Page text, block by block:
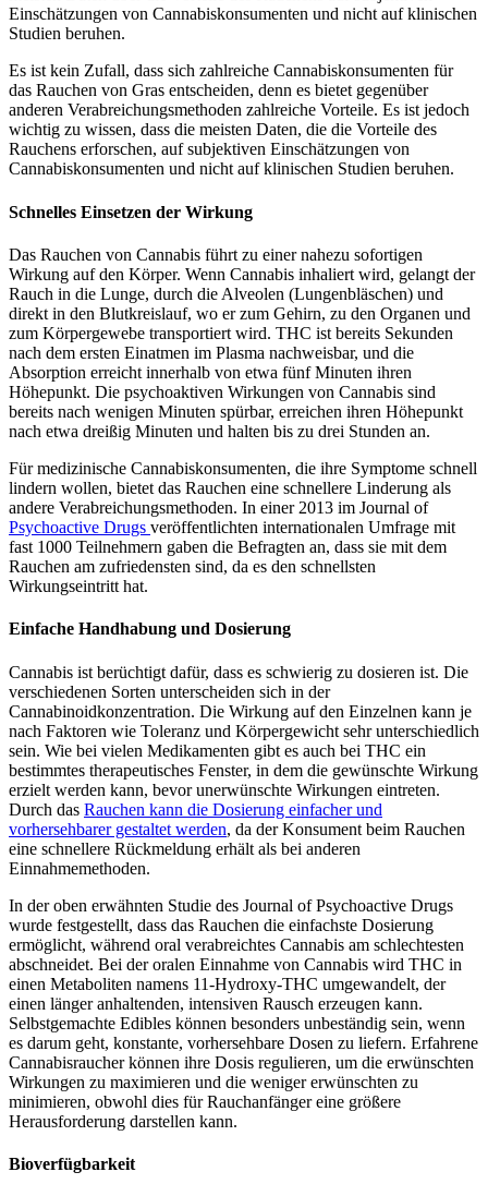
Einschätzungen von Cannabiskonsumenten und nicht auf klinischen
Studien beruhen.
Es ist kein Zufall, dass sich zahlreiche Cannabiskonsumenten für
das Rauchen von Gras entscheiden, denn es bietet gegenüber
anderen Verabreichungsmethoden zahlreiche Vorteile. Es ist jedoch
wichtig zu wissen, dass die meisten Daten, die die Vorteile des
Rauchens erforschen, auf subjektiven Einschätzungen von
Cannabiskonsumenten und nicht auf klinischen Studien beruhen.
Schnelles Einsetzen der Wirkung
Das Rauchen von Cannabis führt zu einer nahezu sofortigen
Wirkung auf den Körper. Wenn Cannabis inhaliert wird, gelangt der
Rauch in die Lunge, durch die Alveolen (Lungenbläschen) und
direkt in den Blutkreislauf, wo er zum Gehirn, zu den Organen und
zum Körpergewebe transportiert wird. THC ist bereits Sekunden
nach dem ersten Einatmen im Plasma nachweisbar, und die
Absorption erreicht innerhalb von etwa fünf Minuten ihren
Höhepunkt. Die psychoaktiven Wirkungen von Cannabis sind
bereits nach wenigen Minuten spürbar, erreichen ihren Höhepunkt
nach etwa dreißig Minuten und halten bis zu drei Stunden an.
Für medizinische Cannabiskonsumenten, die ihre Symptome schnell
lindern wollen, bietet das Rauchen eine schnellere Linderung als
andere Verabreichungsmethoden. In einer 2013 im Journal of
Psychoactive Drugs veröffentlichten internationalen Umfrage mit
fast 1000 Teilnehmern gaben die Befragten an, dass sie mit dem
Rauchen am zufriedensten sind, da es den schnellsten
Wirkungseintritt hat.
Einfache Handhabung und Dosierung
Cannabis ist berüchtigt dafür, dass es schwierig zu dosieren ist. Die
verschiedenen Sorten unterscheiden sich in der
Cannabinoidkonzentration. Die Wirkung auf den Einzelnen kann je
nach Faktoren wie Toleranz und Körpergewicht sehr unterschiedlich
sein. Wie bei vielen Medikamenten gibt es auch bei THC ein
bestimmtes therapeutisches Fenster, in dem die gewünschte Wirkung
erzielt werden kann, bevor unerwünschte Wirkungen eintreten.
Durch das Rauchen kann die Dosierung einfacher und
vorhersehbarer gestaltet werden, da der Konsument beim Rauchen
eine schnellere Rückmeldung erhält als bei anderen
Einnahmemethoden.
In der oben erwähnten Studie des Journal of Psychoactive Drugs
wurde festgestellt, dass das Rauchen die einfachste Dosierung
ermöglicht, während oral verabreichtes Cannabis am schlechtesten
abschneidet. Bei der oralen Einnahme von Cannabis wird THC in
einen Metaboliten namens 11-Hydroxy-THC umgewandelt, der
einen länger anhaltenden, intensiven Rausch erzeugen kann.
Selbstgemachte Edibles können besonders unbeständig sein, wenn
es darum geht, konstante, vorhersehbare Dosen zu liefern. Erfahrene
Cannabisraucher können ihre Dosis regulieren, um die erwünschten
Wirkungen zu maximieren und die weniger erwünschten zu
minimieren, obwohl dies für Rauchanfänger eine größere
Herausforderung darstellen kann.
Bioverfügbarkeit